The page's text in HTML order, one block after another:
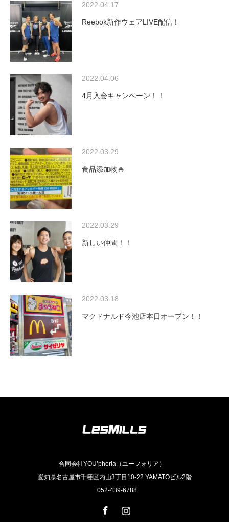
2022.04.17
Reebok新作ウェアLIVE配信！
2022.04.06
4月入会キャンペーン！！
2022.03.29
食品添加物🍚
2022.03.29
新しい仲間！！
2022.03.18
マクドナルド今池店本日オープン！！
合同会社YOU’phoria（ユーフォリア）
愛知県名古屋市千種区内山3丁目10-22 YAMATOビル2階
052-439-6788